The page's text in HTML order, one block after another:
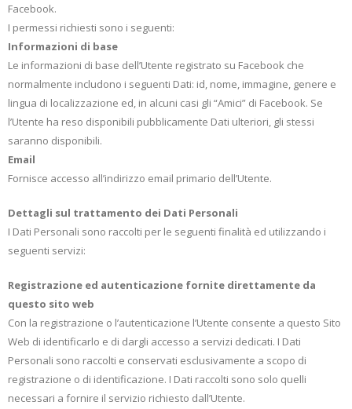
Facebook.
I permessi richiesti sono i seguenti:
Informazioni di base
Le informazioni di base dell’Utente registrato su Facebook che
normalmente includono i seguenti Dati: id, nome, immagine, genere e
lingua di localizzazione ed, in alcuni casi gli “Amici” di Facebook. Se
l’Utente ha reso disponibili pubblicamente Dati ulteriori, gli stessi
saranno disponibili.
Email
Fornisce accesso all’indirizzo email primario dell’Utente.
Dettagli sul trattamento dei Dati Personali
I Dati Personali sono raccolti per le seguenti finalità ed utilizzando i
seguenti servizi:
Registrazione ed autenticazione fornite direttamente da
questo sito web
Con la registrazione o l’autenticazione l’Utente consente a questo Sito
Web di identificarlo e di dargli accesso a servizi dedicati. I Dati
Personali sono raccolti e conservati esclusivamente a scopo di
registrazione o di identificazione. I Dati raccolti sono solo quelli
necessari a fornire il servizio richiesto dall’Utente.